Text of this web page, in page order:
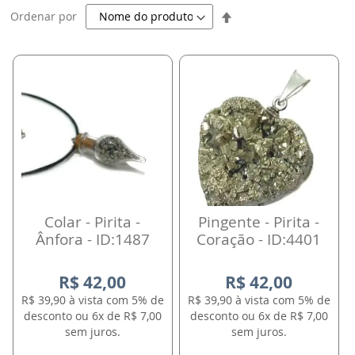
Ordenar por
Colar - Pirita -
Ânfora - ID:1487
R$ 42,00
R$ 39,90 à vista com 5% de
desconto ou 6x de R$ 7,00
sem juros.
Pingente - Pirita -
Coração - ID:4401
R$ 42,00
R$ 39,90 à vista com 5% de
desconto ou 6x de R$ 7,00
sem juros.